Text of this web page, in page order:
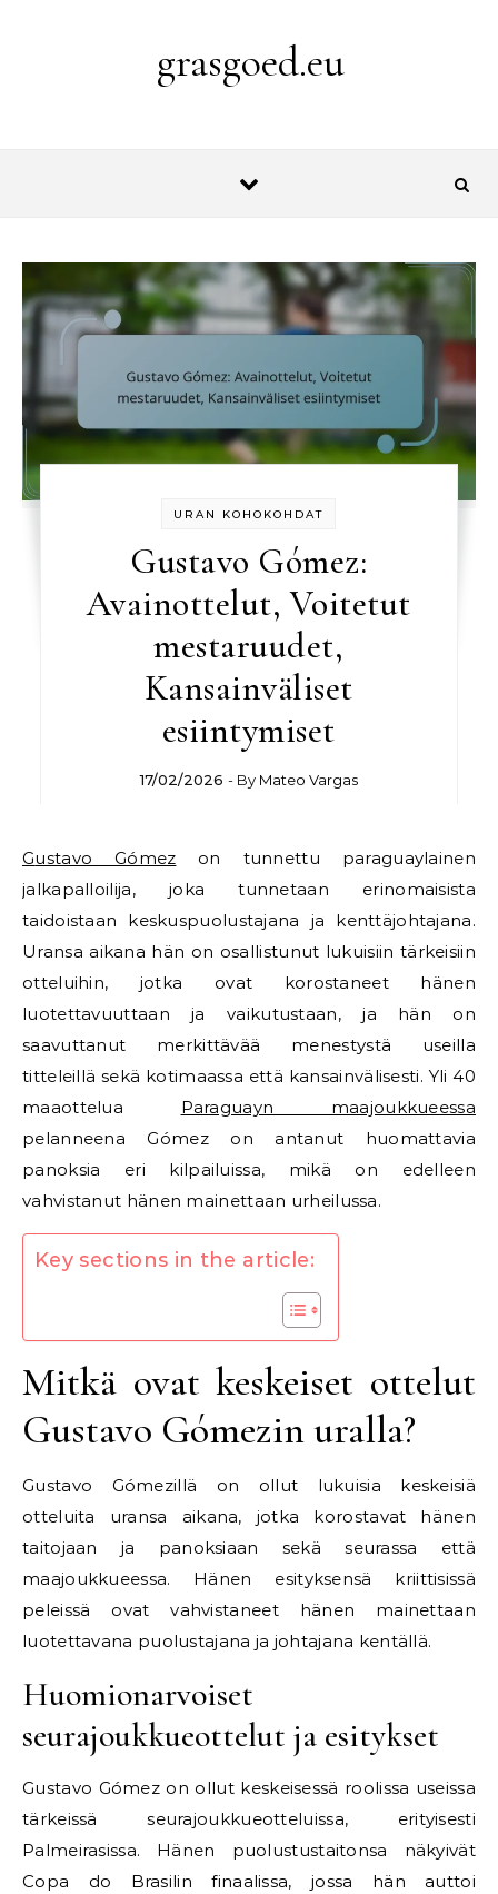
grasgoed.eu
URAN KOHOKOHDAT
Gustavo Gómez:
Avainottelut, Voitetut
mestaruudet,
Kansainväliset
esiintymiset
17/02/2026 - By Mateo Vargas
Gustavo Gómez on tunnettu paraguaylainen
jalkapalloilija, joka tunnetaan erinomaisista
taidoistaan keskuspuolustajana ja kenttäjohtajana.
Uransa aikana hän on osallistunut lukuisiin tärkeisiin
otteluihin, jotka ovat korostaneet hänen
luotettavuuttaan ja vaikutustaan, ja hän on
saavuttanut merkittävää menestystä useilla
titteleillä sekä kotimaassa että kansainvälisesti. Yli 40
maaottelua Paraguayn maajoukkueessa
pelanneena Gómez on antanut huomattavia
panoksia eri kilpailuissa, mikä on edelleen
vahvistanut hänen mainettaan urheilussa.
Key sections in the article:
Mitkä ovat keskeiset ottelut
Gustavo Gómezin uralla?
Gustavo Gómezillä on ollut lukuisia keskeisiä
otteluita uransa aikana, jotka korostavat hänen
taitojaan ja panoksiaan sekä seurassa että
maajoukkueessa. Hänen esityksensä kriittisissä
peleissä ovat vahvistaneet hänen mainettaan
luotettavana puolustajana ja johtajana kentällä.
Huomionarvoiset
seurajoukkueottelut ja esitykset
Gustavo Gómez on ollut keskeisessä roolissa useissa
tärkeissä seurajoukkueotteluissa, erityisesti
Palmeirasissa. Hänen puolustustaitonsa näkyivät
Copa do Brasilin finaalissa, jossa hän auttoi